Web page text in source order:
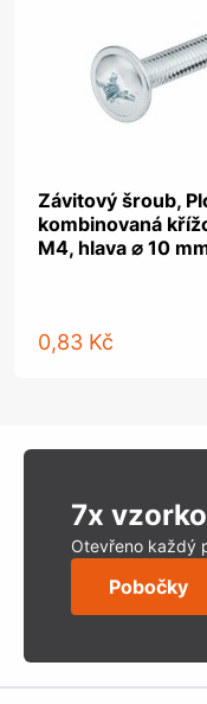
Závitový šroub,
kombinovaná
M4, hlava ⌀ 10
0,83 Kč
7x
Otevřeno každý
Pobočky